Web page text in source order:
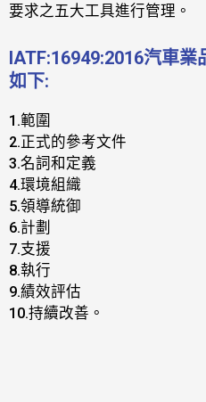
要求之五大工具進行管理。
IATF:16949:2016汽車業
如下:
1.範圍
2.正式的參考文件
3.名詞和定義
4.環境組織
5.領導統御
6.計劃
7.支援
8.執行
9.績效評估
10.持續改善。